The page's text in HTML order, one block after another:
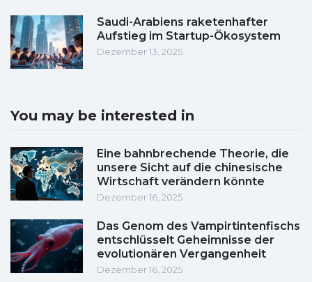
Saudi-Arabiens raketenhafter
Aufstieg im Startup-Ökosystem
Dezember 13, 2025
You may be interested in
Eine bahnbrechende Theorie, die
unsere Sicht auf die chinesische
Wirtschaft verändern könnte
Dezember 16, 2025
Das Genom des Vampirtintenfischs
entschlüsselt Geheimnisse der
evolutionären Vergangenheit
Dezember 16, 2025